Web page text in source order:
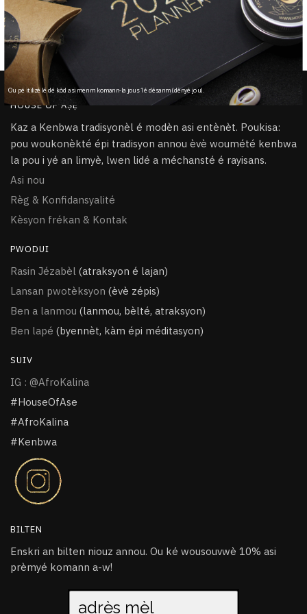
Tout atik fèt a lamen & sosé an àṣẹ
100% Sékirizé
PayPal / MasterCard / Visa
HOUSE OF ÀṢẸ
Kaz a Kenbwa tradisyonèl é modèn asi entènèt. Poukisa:
pou woukonèkté épi tradisyon annou èvè woumété kenbwa
la pou i yé an limyè, lwen lidé a méchansté é rayisans.
Asi nou
Règ & Konfidansyalité
Kèsyon frékan & Kontak
PWODUI
Rasin Jézabèl (atraksyon é lajan)
Lansan pwotèksyon (èvè zépis)
Ben a lanmou (lanmou, bèlté, atraksyon)
Ben lapé (byennèt, kàm épi méditasyon)
SUIV
IG : @AfroKalina
#HouseOfAse
#AfroKalina
#Kenbwa
BILTEN
Enskri an bilten niouz annou. Ou ké wousouvwè 10% asi
prèmyé komann a-w!
Ou pé itilizé lé dé kòd asi menm komann-la jous 1é désanm (dènyé jou).